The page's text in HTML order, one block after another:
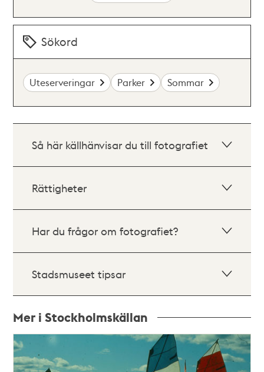
Sökord
Uteserveringar Parker Sommar
Så här källhänvisar du till fotografiet
Rättigheter
Har du frågor om fotografiet?
Stadsmuseet tipsar
Mer i Stockholmskällan
Relaterade
poster
och